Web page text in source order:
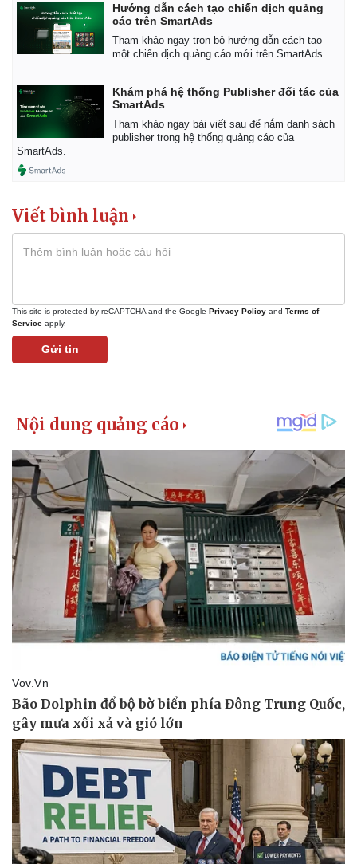
Pháp luật
Vụ án
Quân sự - Quốc phòng
Hướng dẫn cách tạo chiến dịch quảng
cáo trên SmartAds
Tham khảo ngay trọn bộ hướng dẫn cách tạo
một chiến dịch quảng cáo mới trên SmartAds.
Khám phá hệ thống Publisher đối tác của
SmartAds
Tham khảo ngay bài viết sau để nắm danh sách
publisher trong hệ thống quảng cáo của
SmartAds.
Viết bình luận
This site is protected by reCAPTCHA and the Google Privacy Policy and Terms of
Service apply.
Gửi tin